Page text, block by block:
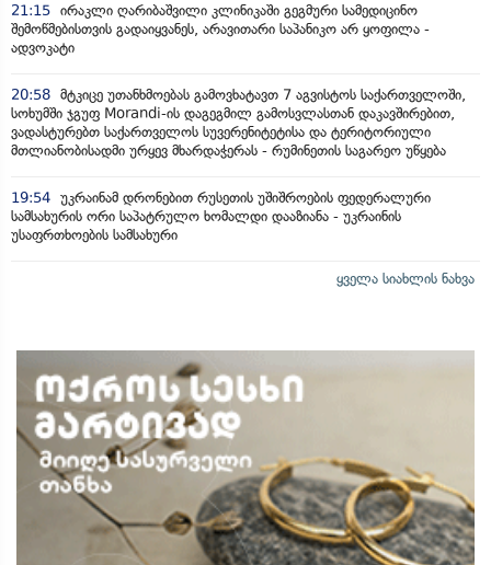
21:15 ირაკლი ღარიბაშვილი კლინიკაში გეგმური სამედიცინო
შემოწმებისთვის გადაიყვანეს, არავითარი საპანიკო არ ყოფილა -
ადვოკატი
20:58 მტკიცე უთანხმოებას გამოვხატავთ 7 აგვისტოს საქართველოში,
სოხუმში ჯგუფ Morandi-ის დაგეგმილ გამოსვლასთან დაკავშირებით,
ვადასტურებთ საქართველოს სუვერენიტეტისა და ტერიტორიული
მთლიანობისადმი ურყევ მხარდაჭერას - რუმინეთის საგარეო უწყება
19:54 უკრაინამ დრონებით რუსეთის უშიშროების ფედერალური
სამსახურის ორი საპატრულო ხომალდი დააზიანა - უკრაინის
უსაფრთხოების სამსახური
ყველა სიახლის ნახვა